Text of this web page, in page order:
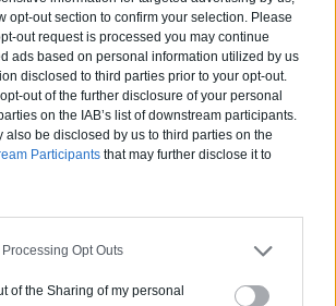
opt-out section to confirm your selection. Please
out request is processed you may continue
ads based on personal information utilized by us
disclosed to third parties prior to your opt-out.
out of the further disclosure of your personal
on the IAB’s list of downstream participants.
also be disclosed by us to third parties on the
Participants that may further disclose it to
Opt Outs
of the Sharing of my personal
La maison Crossbox, quand la maison conteneur devient contemporaine